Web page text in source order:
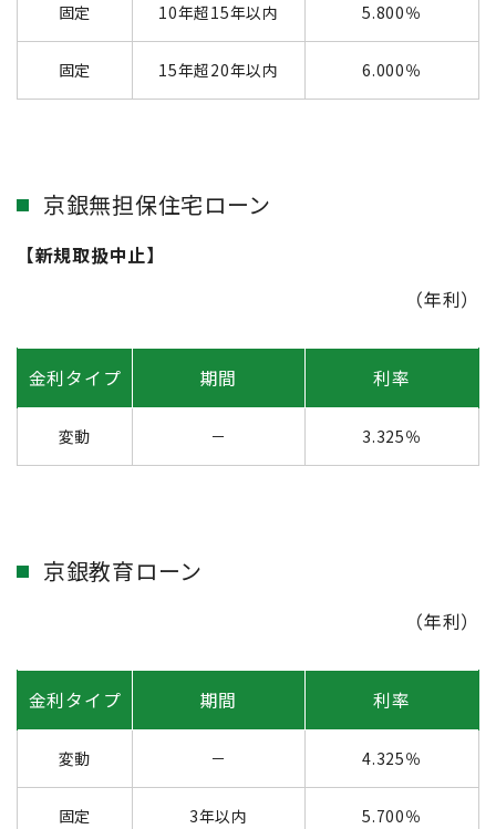
固定 10年超15年以内 5.800％
固定 15年超20年以内 6.000％
京銀無担保住宅ローン
【新規取扱中止】
（年利）
金利タイプ 期間 利率
変動 － 3.325％
京銀教育ローン
（年利）
金利タイプ 期間 利率
変動 － 4.325％
固定 3年以内 5.700％